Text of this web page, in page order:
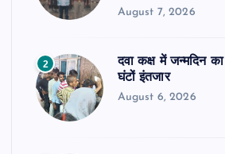
August 7, 2026
2
दवा कक्ष में जन्मदिन
घंटों इंतजार
August 6, 2026